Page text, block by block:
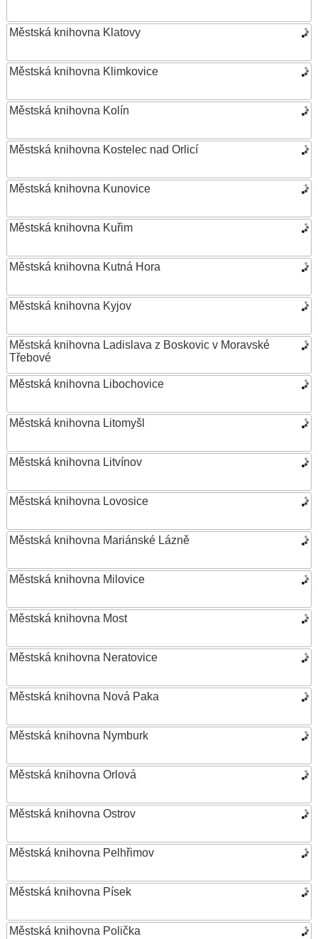
Městská knihovna Klatovy
Městská knihovna Klimkovice
Městská knihovna Kolín
Městská knihovna Kostelec nad Orlicí
Městská knihovna Kunovice
Městská knihovna Kuřim
Městská knihovna Kutná Hora
Městská knihovna Kyjov
Městská knihovna Ladislava z Boskovic v Moravské
Třebové
Městská knihovna Libochovice
Městská knihovna Litomyšl
Městská knihovna Litvínov
Městská knihovna Lovosice
Městská knihovna Mariánské Lázně
Městská knihovna Milovice
Městská knihovna Most
Městská knihovna Neratovice
Městská knihovna Nová Paka
Městská knihovna Nymburk
Městská knihovna Orlová
Městská knihovna Ostrov
Městská knihovna Pelhřimov
Městská knihovna Písek
Městská knihovna Polička